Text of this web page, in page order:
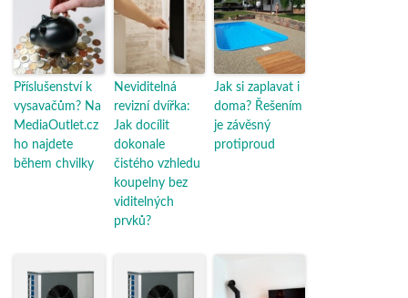
Příslušenství k
vysavačům? Na
MediaOutlet.cz
ho najdete
během chvilky
Neviditelná
revizní dvířka:
Jak docílit
dokonale
čistého vzhledu
koupelny bez
viditelných
prvků?
Jak si zaplavat i
doma? Řešením
je závěsný
protiproud